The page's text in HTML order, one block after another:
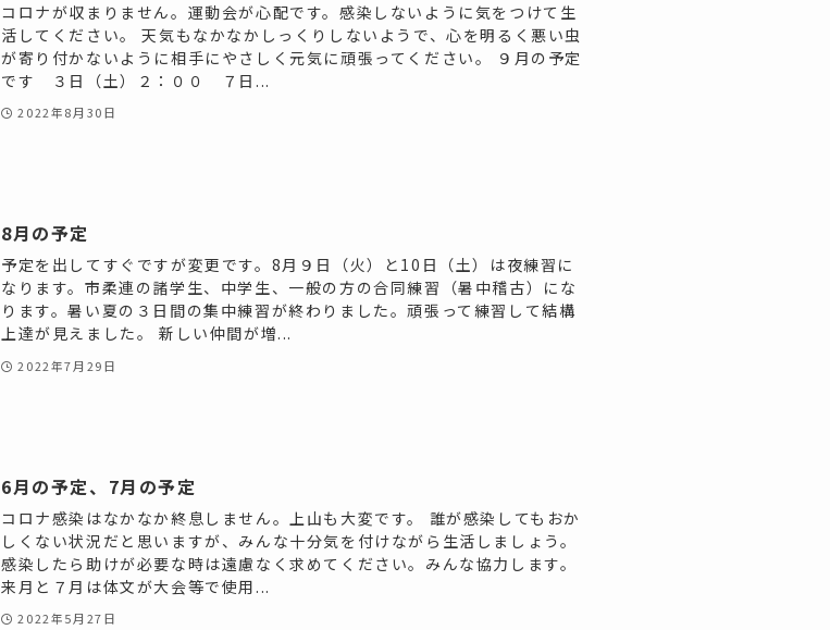
コロナが収まりません。運動会が心配です。感染しないように気をつけて生
活してください。 天気もなかなかしっくりしないようで、心を明るく悪い虫
が寄り付かないように相手にやさしく元気に頑張ってください。 ９月の予定
です ３日（土）２：００ ７日...
2022年8月30日
8月の予定
予定を出してすぐですが変更です。8月９日（火）と10日（土）は夜練習に
なります。市柔連の諸学生、中学生、一般の方の合同練習（暑中稽古）にな
ります。暑い夏の３日間の集中練習が終わりました。頑張って練習して結構
上達が見えました。 新しい仲間が増...
2022年7月29日
6月の予定、7月の予定
コロナ感染はなかなか終息しません。上山も大変です。 誰が感染してもおか
しくない状況だと思いますが、みんな十分気を付けながら生活しましょう。
感染したら助けが必要な時は遠慮なく求めてください。みんな協力します。
来月と７月は体文が大会等で使用...
2022年5月27日